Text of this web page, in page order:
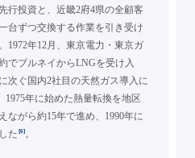
行投資と、近畿2府4県の全顧客
台ずつ交換する作業を引き受け
1972年12月、東京電力・東京ガ
でブルネイからLNGを受け入
次ぐ国内2社目の天然ガス導入に
1975年に始めた熱量転換を地区
ながら約15年で進め、1990年に
た [6]。